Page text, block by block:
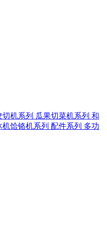
切机系列 瓜果切菜机系列 和
机饸铬机系列 配件系列 多功